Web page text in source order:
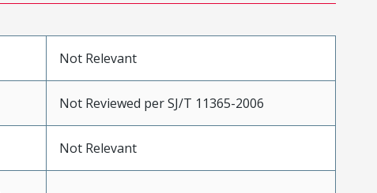
Not Relevant
Not Reviewed per SJ/T 11365-2006
Not Relevant